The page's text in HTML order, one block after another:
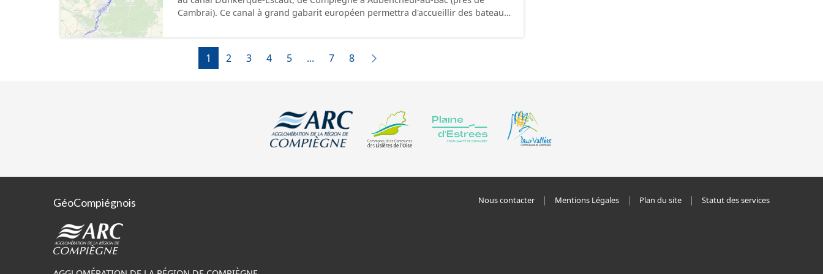
département de l’Oise. Cette ressource contient le périmètre de la déclaration
d'utilité publique (DUP).
Cambrai). Ce canal à grand gabarit européen permettra d'accueillir des bateaux
camions. Cette ressource est disponible uniquement sur la partie du sud CSNE.
1 2 3 4 5 ... 7 8
GéoCompiégnois Nous contacter Mentions Légales Plan du site Statut des services